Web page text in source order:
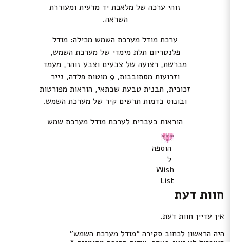
זוהי ערכה של מלאכת יד מדעית ומעוררת
השראה.
ערכת מודל מערכת השמש מכילה: מודל
פלנטריום תלת מימדי של מערכת השמש,
מברשת, רצועה של צבעים וצבע זוהר, מעמד
וזרועות מסתובבות, 9 מוטות פלדה, נייר
זכוכית, תבנית טבעת שבתאי, הוראות מפורטות
ובונוס בדמות תרשים קיר של מערכת השמש.
הוראות בעברית לערכת מודל מערכת שמש
הוספה
ל
Wish
List
חוות דעת
אין עדיין חוות דעת.
היה הראשון לכתוב סקירה “מודל מערכת השמש”